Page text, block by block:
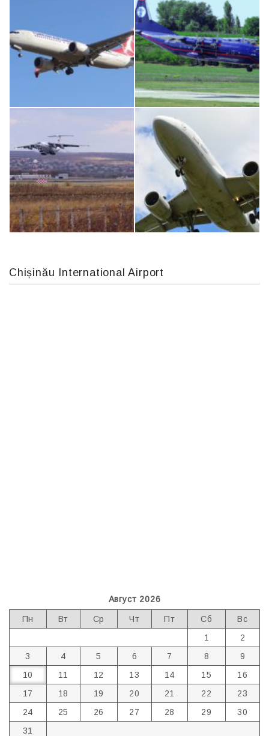
An124, RA-82013
Boeing 737 MAX 8, TC-LCC An12, UR-CGV
Chișinău International Airport
Август 2026
Пн Вт Ср Чт Пт Сб
Вс
1
2
3
4 5 6 7 8
9
10
11 12 13 14 15
16
17
18 19 20 21 22
23
24
25 26 27 28 29
30
31